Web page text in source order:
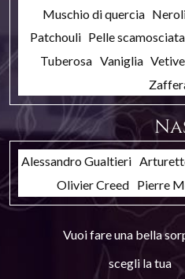
Muschio di quercia
Patchouli Pelle scamosciata
Tuberosa Vaniglia
Alessandro Gualtieri
Olivier Creed Pierre
Vuoi fare una bella
scegli la tua